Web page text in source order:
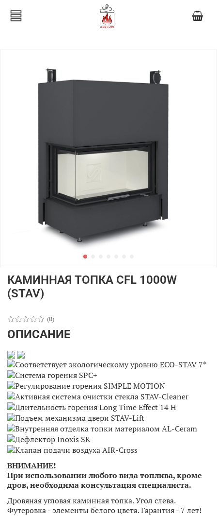
(0)
КАМИННАЯ ТОПКА CFL 1000W
(STAV)
ОПИСАНИЕ
ВНИМАНИЕ!
При использовании любого вида топлива, кроме
дров, необходима консультация специалиста.
Дровяная угловая каминная топка. Угол слева.
Футеровка - элементы белого цвета. Гарантия - 7 лет!